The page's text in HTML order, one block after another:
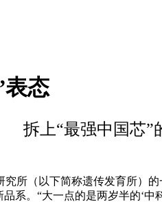
表态
拆上“最强中国芯”
（以下简称遗传发育所）的
系。“大一点的是两岁半的‘